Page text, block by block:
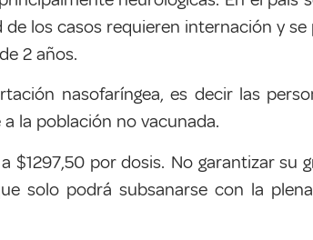
los casos requieren internación y se
2 años.
nasofaríngea, es decir las
la población no vacunada.
$1297,50 por dosis. No garantizar su
solo podrá subsanarse con la